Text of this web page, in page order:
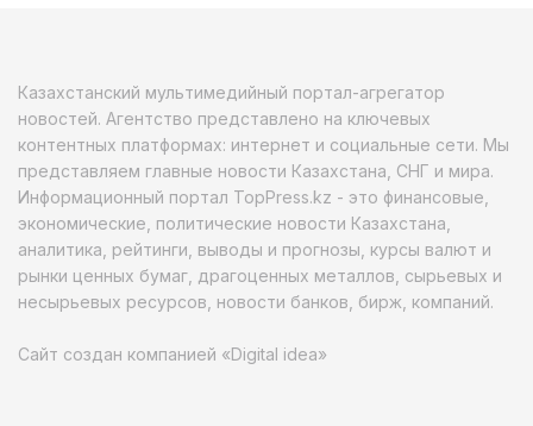
Казахстанский мультимедийный портал-агрегатор
новостей. Агентство представлено на ключевых
контентных платформах: интернет и социальные сети. Мы
представляем главные новости Казахстана, СНГ и мира.
Информационный портал TopPress.kz - это финансовые,
экономические, политические новости Казахстана,
аналитика, рейтинги, выводы и прогнозы, курсы валют и
рынки ценных бумаг, драгоценных металлов, сырьевых и
несырьевых ресурсов, новости банков, бирж, компаний.
Сайт создан компанией «Digital idea»